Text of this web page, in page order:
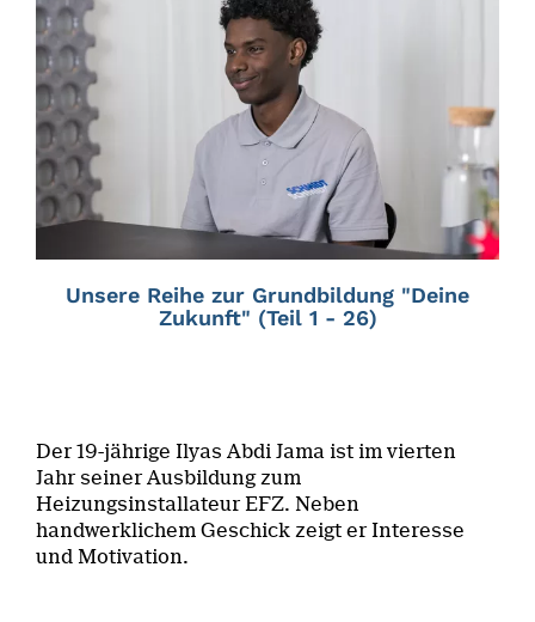
Unsere Reihe zur Grundbildung "Deine
Zukunft" (Teil 1 - 26)
Der 19-jährige Ilyas Abdi Jama ist im vierten
Jahr seiner Ausbildung zum
Heizungsinstallateur EFZ. Neben
handwerklichem Geschick zeigt er Interesse
und Motivation.